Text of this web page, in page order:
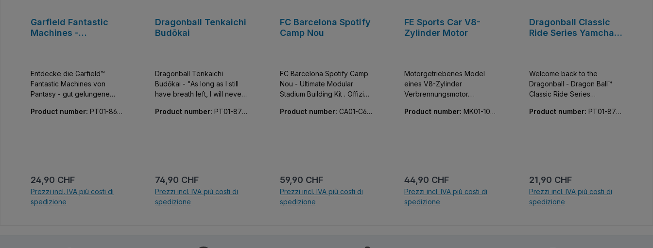
Garfield Fantastic
Machines -
Entdecke die Garfield™
Fantastic Machines von
Pantasy - gut gelungene
Thema. 8 Teile bedruckt, 15
Product number: PT01-868
Prezzo normale:
24,90 CHF
Prezzi incl. IVA più costi di
spedizione
Dragonball Tenkaichi
Budōkai
Dragonball Tenkaichi
Budōkai - "As long as I still
have breath left, I will never
Bühne, von Statuen bis zu
Offiziell lizenziert von
Dragon Ball.
Product number:PT01-870
Prezzo normale:
74,90 CHF
Prezzi incl. IVA più costi di
spedizione
FC Barcelona Spotify
Camp Nou
FC Barcelona Spotify Camp
Nou - Ultimate Modular
Stadium Building Kit . Offiziell
Product number: CA01-C66
Prezzo normale:
59,90 CHF
Prezzi incl. IVA più costi di
spedizione
FE Sports Car V8-
Zylinder Motor
Motorgetriebenes Model
eines V8-Zylinder
Verbrennungsmotor.
und eine Batteriebox.
Product number:MK01-102
Prezzo normale:
44,90 CHF
Prezzi incl. IVA più costi di
spedizione
Dragonball Classic
Ride Series Yamcha's
Welcome back to the
Dragonball - Dragon Ball™
Classic Ride Series
lizenziert von Dragon Ball.
Product number: PT01-870
Prezzo normale:
21,90 CHF
Prezzi incl. IVA più costi di
spedizione